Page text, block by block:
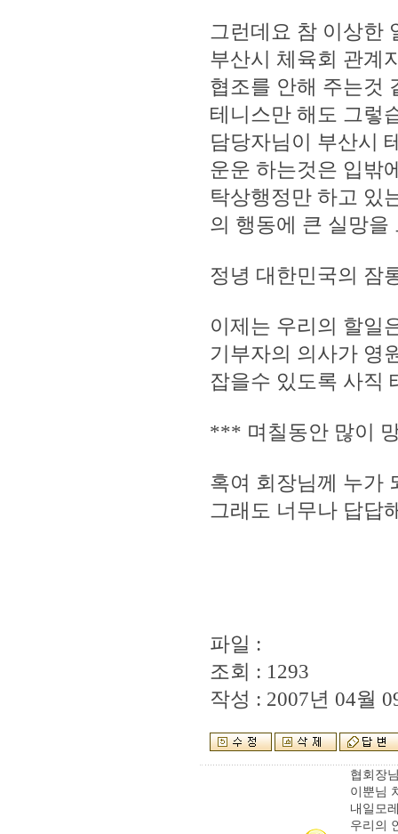
그런데요 참 이상한
부산시 체육회 관계
협조를 안해 주는것
테니스만 해도 그렇
담당자님이 부산시
운운 하는것은 입밖
탁상행정만 하고 있
의 행동에 큰 실망을
정녕 대한민국의 잠
이제는 우리의 할일
기부자의 의사가 영
잡을수 있도록 사직
*** 며칠동안 많이
혹여 회장님께 누가
그래도 너무나 답답
파일 :
조회 : 1293
작성 : 2007년 04월
협회장
이뿐님
내일모
우리의